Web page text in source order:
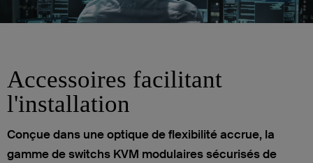
Accessoires facilitant
l'installation
Conçue dans une optique de flexibilité accrue, la
gamme de switchs KVM modulaires sécurisés de